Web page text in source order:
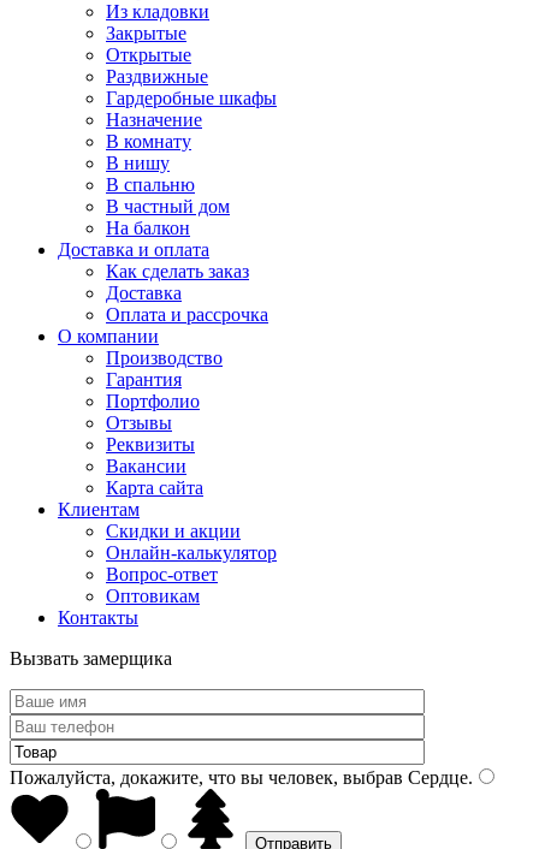
Из кладовки
Закрытые
Открытые
Раздвижные
Гардеробные шкафы
Назначение
В комнату
В нишу
В спальню
В частный дом
На балкон
Доставка и оплата
Как сделать заказ
Доставка
Оплата и рассрочка
О компании
Производство
Гарантия
Портфолио
Отзывы
Реквизиты
Вакансии
Карта сайта
Клиентам
Скидки и акции
Онлайн-калькулятор
Вопрос-ответ
Оптовикам
Контакты
Вызвать замерщика
Пожалуйста, докажите, что вы человек, выбрав Сердце.